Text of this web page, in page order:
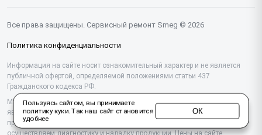
Винных шкафов
Вакууматоров
Вытяжек
Миксеров
Все права защищены. Сервисный ремонт Smeg © 2026
Политика конфиденциальности
Информация на сайте носит ознакомительный характер и не является
публичной офертой, определяемой положениями статьи 437
Гражданского кодекса РФ.
Мы специализируемся на обслуживании и ремонте техники Smeg, но не
являемся их официальным представителем. Предоставляем
профессиональные услуги после истечения гарантии, а также
осуществляем диагностику и наладку продукции. Цены на сайте
Пользуясь сайтом, вы принимаете
политику куки. Так наш сайт становится
удобнее
ОК